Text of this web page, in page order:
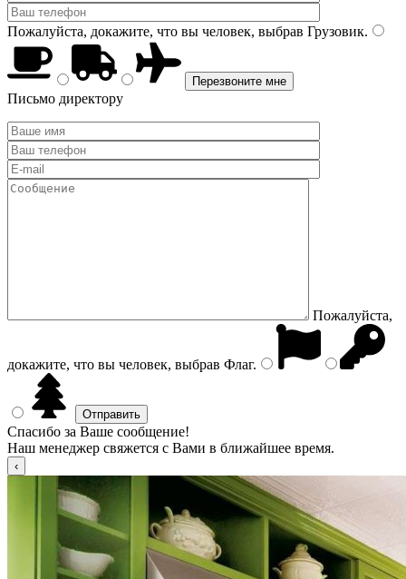
Пожалуйста, докажите, что вы человек, выбрав Грузовик.
Письмо директору
Пожалуйста,
докажите, что вы человек, выбрав Флаг.
Спасибо за Ваше сообщение!
Наш менеджер свяжется с Вами в ближайшее время.